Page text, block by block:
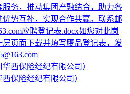
服务，推动集团产融结合，助力各
优势互补，实现合作共赢。联系邮
应聘登记表.docx如您对此岗
页面下载并填写赝品登记表，发
保险经纪有限公司）